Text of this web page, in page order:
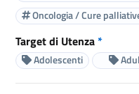
Oncologia / Cure
Target di Utenza*
Adolescenti